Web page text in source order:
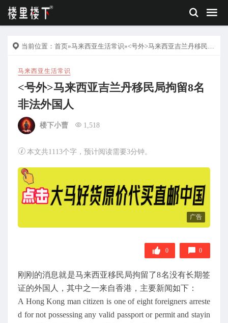
当前位置： 首页»马来西亚生活常识»<号外>马来西亚吉兰丹移民局拘留8名非法外国人
马来西亚生活常识
<号外>马来西亚吉兰丹移民局拘留8名
非法外国人
楼下小曹 1,518
本文共1113个字，预计阅读需要3分钟。
广告
0 0
刚刚的消息就是马来西亚移民局拘留了8名没有长期签
证的外国人，其中之一来自香港，主要新闻如下：
A Hong Kong man citizen is one of eight foreigners arreste
d for not possessing any valid passport or permit and stayin